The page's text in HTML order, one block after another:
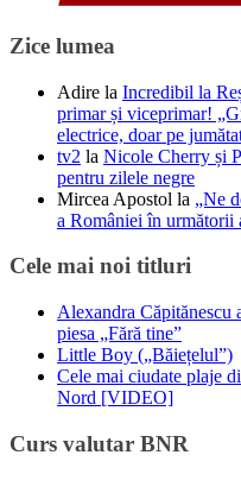
Zice lumea
Adire la Incredibil la
primar și viceprimar!
electrice, doar pe
tv2 la Nicole Cherry și
pentru zilele negre
Mircea Apostol la „Ne
a României în următorii
Cele mai noi titluri
Alexandra Căpitănescu
piesa „Fără tine”
Little Boy („Băiețelul”)
Cele mai ciudate plaje
Nord [VIDEO]
Curs valutar BNR